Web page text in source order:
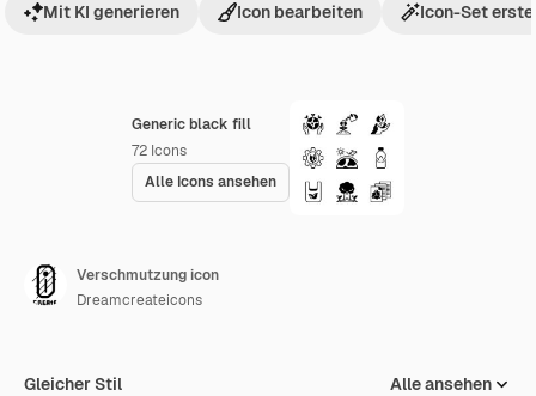
Generic black fill
72 Icons
Alle Icons ansehen
Mit KI generieren Icon bearbeiten Icon-Set
Verschmutzung icon
Dreamcreateicons
Gleicher Stil Alle ansehen